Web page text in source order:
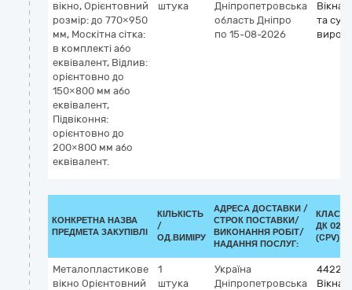
вікно, Орієнтовний
розмір: до 770×950
мм, Москітна сітка:
в комплекті або
еквівалент, Відлив:
орієнтовно до
150×800 мм або
еквівалент,
Підвіконня:
орієнтовно до
200×800 мм або
еквівалент.
штука
Дніпропетровська
область Дніпро
по 15-08-2026
Вікна,
та
КОНКРЕТНА НАЗВА
ПРЕДМЕТА ЗАКУПІВЛІ
КІЛЬКІСТЬ
/
ОД.ВИМІРУ
АДРЕСА ДОСТАВКИ /
СТРОК ПОСТАВКИ/
ВИКОНАННЯ РОБІТ/
НАДАННЯ ПОСЛУГ:
ДК
(CPV)
Металопластикове
вікно Орієнтовний
1
штука
Україна
Дніпропетровська
Вікна,